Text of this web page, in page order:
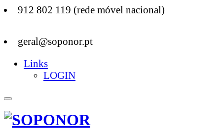
912 802 119 (rede móvel nacional)
geral@soponor.pt
Links
LOGIN